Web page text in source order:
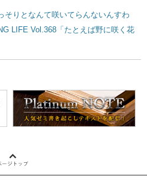
そりとなんて咲いてらんないんすわ
LIFE Vol.368「たとえば野に咲く花